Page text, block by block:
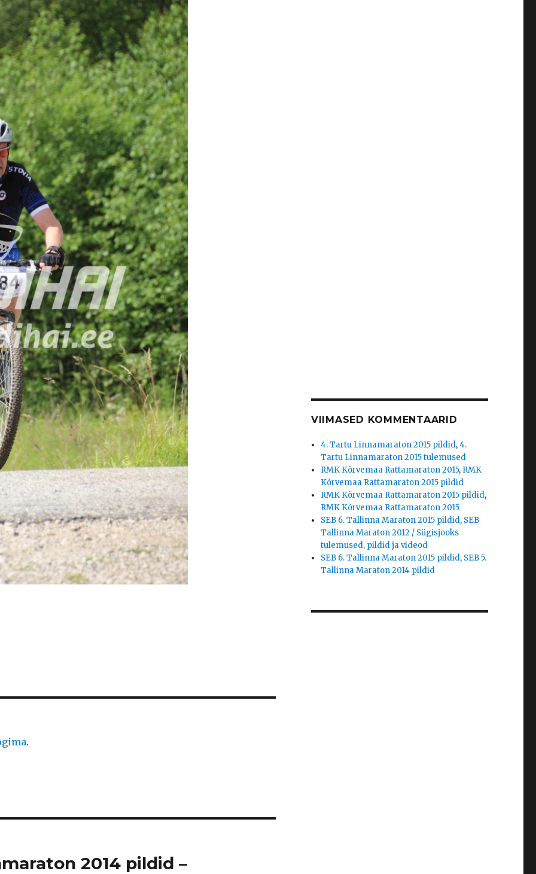
.
2014 pildid –
VIIMASED KOMMENTAARID
4. Tartu Linnamaraton 2015 pildid,4.
Tartu Linnamaraton 2015 tulemused
RMK Kõrvemaa Rattamaraton 2015, RMK
Kõrvemaa Rattamaraton 2015 pildid
RMK Kõrvemaa Rattamaraton 2015 pildid,
RMK Kõrvemaa Rattamaraton 2015
SEB 6. Tallinna Maraton 2015 pildid, SEB
Tallinna Maraton 2012 / Sügisjooks
tulemused, pildid ja videod
SEB 6. Tallinna Maraton 2015 pildid, SEB 5.
Tallinna Maraton 2014 pildid